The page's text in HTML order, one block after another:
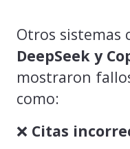
Otros sistemas
DeepSeek y
mostraron
como:
❌ Citas